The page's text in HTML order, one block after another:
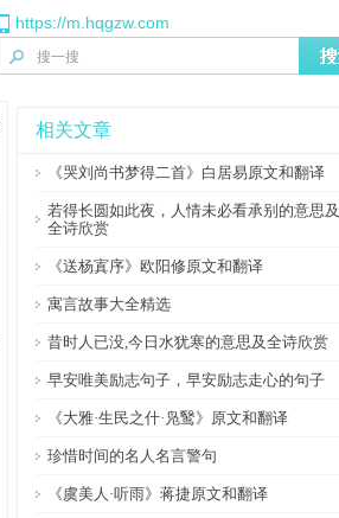
https://m.hqgzw.com
相关文章
《哭刘尚书梦得二首》白居易原文和翻译
若得长圆如此夜，人情未必看承别的意思及
全诗欣赏
《送杨寘序》欧阳修原文和翻译
寓言故事大全精选
昔时人已没,今日水犹寒的意思及全诗欣赏
早安唯美励志句子，早安励志走心的句子
《大雅·生民之什·凫鹥》原文和翻译
珍惜时间的名人名言警句
《虞美人·听雨》蒋捷原文和翻译